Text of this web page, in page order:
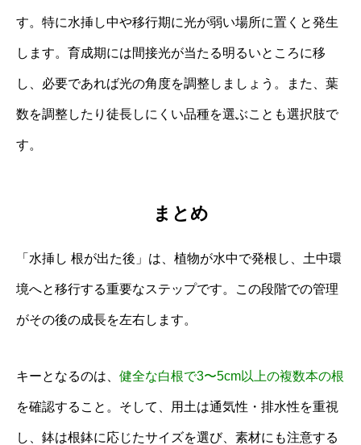
す。特に水挿し中や移行期に光が弱い場所に置くと発生
します。育成期には間接光が当たる明るいところに移
し、必要であれば光の角度を調整しましょう。また、葉
数を調整したり徒長しにくい品種を選ぶことも選択肢で
す。
まとめ
「水挿し 根が出た後」は、植物が水中で発根し、土中環
境へと移行する重要なステップです。この段階での管理
がその後の成長を左右します。
キーとなるのは、 健全な白根で3〜5cm以上の複数本の根
を確認すること。そして、用土は通気性・排水性を重視
し、鉢は根鉢に応じたサイズを選び、素材にも注意する